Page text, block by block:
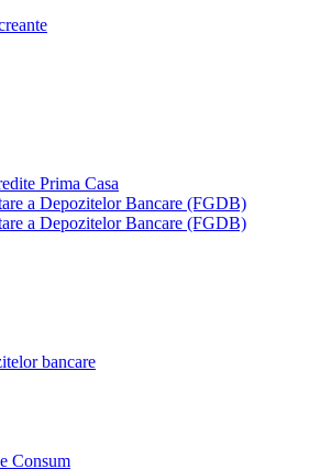
Prima Casa
a Depozitelor Bancare (FGDB)
a Depozitelor Bancare (FGDB)
bancare
Consum